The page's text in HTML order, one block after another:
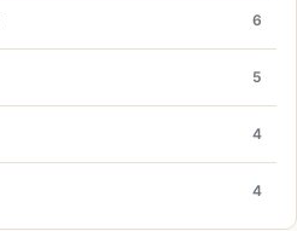
6
5
4
4